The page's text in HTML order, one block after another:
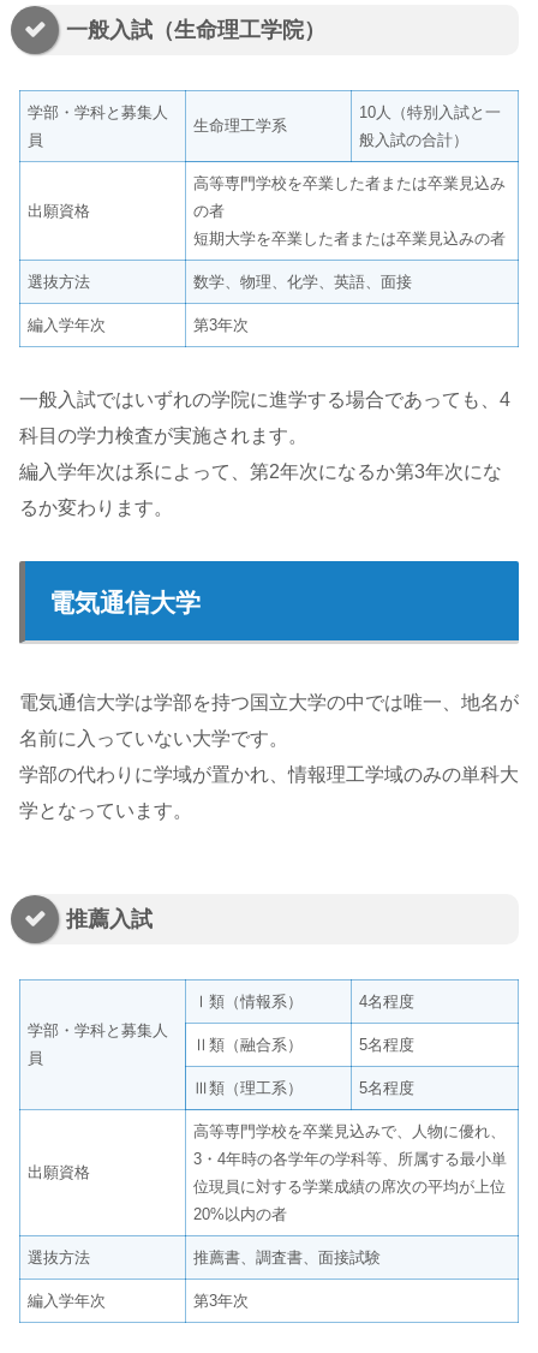
一般入試（生命理工学院）
学部・学科と募集人
員
生命理工学系
10人（特別入試と一
般入試の合計）
出願資格
高等専門学校を卒業した者または卒業見込み
の者
短期大学を卒業した者または卒業見込みの者
選抜方法 数学、物理、化学、英語、面接
編入学年次 第3年次
一般入試ではいずれの学院に進学する場合であっても、4
科目の学力検査が実施されます。
編入学年次は系によって、第2年次になるか第3年次にな
るか変わります。
電気通信大学
電気通信大学は学部を持つ国立大学の中では唯一、地名が
名前に入っていない大学です。
学部の代わりに学域が置かれ、情報理工学域のみの単科大
学となっています。
推薦入試
学部・学科と募集人
員
Ⅰ類（情報系） 4名程度
Ⅱ類（融合系） 5名程度
Ⅲ類（理工系） 5名程度
出願資格
高等専門学校を卒業見込みで、人物に優れ、
3・4年時の各学年の学科等、所属する最小単
位現員に対する学業成績の席次の平均が上位
20%以内の者
選抜方法 推薦書、調査書、面接試験
編入学年次 第3年次